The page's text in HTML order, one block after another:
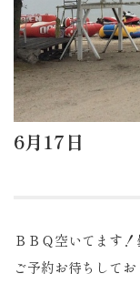
6月17日
ＢＢＱ空いてます
ご予約お待ちしてお